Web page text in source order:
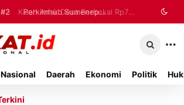
#2 Perkimhub Sumenep
Matangkan Pelaksanaan RTLH 2026,
#3 Kisah Anak Desa Berbekal Rp70
Ribu Jadi Referensi Akademik
Nasional Daerah Ekonomi Politik